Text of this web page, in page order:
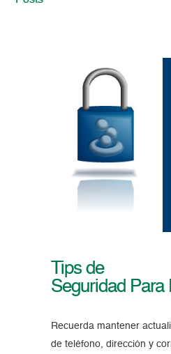
Tips de
Seguridad Para
Recuerda mantener
de teléfono, dirección y